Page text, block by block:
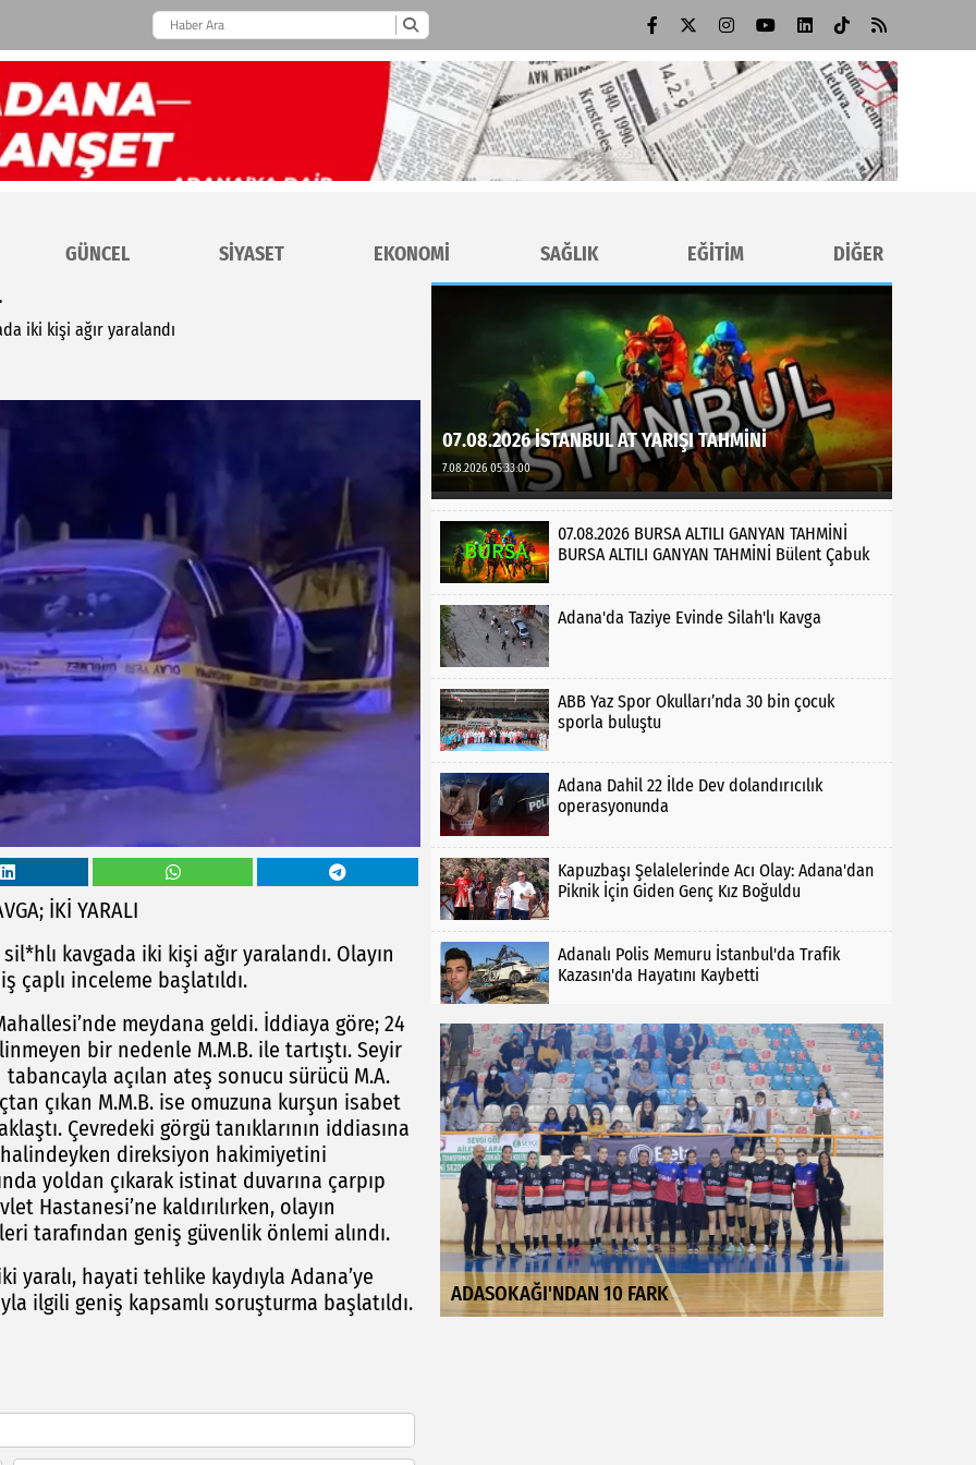
GÜNCEL SİYASET EKONOMİ SAĞLIK EĞİTİM DİĞER
iki kişi ağır yaralandı
İKİ YARALI
kavgada iki kişi ağır yaralandı. Olayın
çaplı inceleme başlatıldı.
meydana geldi. İddiaya göre; 24
bir nedenle M.M.B. ile tartıştı. Seyir
açılan ateş sonucu sürücü M.A.
çıkan M.M.B. ise omuzuna kurşun isabet
Çevredeki görgü tanıklarının iddiasına
halindeyken direksiyon hakimiyetini
yoldan çıkarak istinat duvarına çarpıp
Hastanesi’ne kaldırılırken, olayın
tarafından geniş güvenlik önlemi alındı.
yaralı, hayati tehlike kaydıyla Adana’ye
ilgili geniş kapsamlı soruşturma başlatıldı.
07.08.2026 İSTANBUL AT YARIŞI TAHMİNİ
7.08.2026 05:33:00
07.08.2026 BURSA ALTILI GANYAN TAHMİNİ
BURSA ALTILI GANYAN TAHMİNİ Bülent Çabuk
Adana'da Taziye Evinde Silah'lı Kavga
ABB Yaz Spor Okulları’nda 30 bin çocuk
sporla buluştu
Adana Dahil 22 İlde Dev dolandırıcılık
operasyonunda
Kapuzbaşı Şelalelerinde Acı Olay: Adana'dan
Piknik İçin Giden Genç Kız Boğuldu
Adanalı Polis Memuru İstanbul'da Trafik
Kazasın'da Hayatını Kaybetti
ADASOKAĞI'NDAN 10 FARK